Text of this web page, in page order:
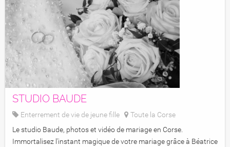
Studio BAUDE
STUDIO BAUDE
Enterrement de vie de jeune fille
Toute la Corse
Le studio Baude, photos et vidéo de mariage en Corse.
Immortalisez l'instant magique de votre mariage grâce à Béatrice